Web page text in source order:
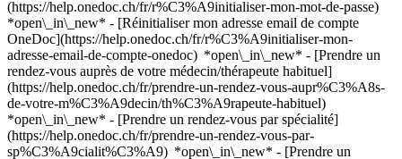
(https://help.onedoc.ch/fr/r%C3%A9initialiser-mon-mot-de-passe)
*open\_in\_new* - [Réinitialiser mon adresse email de compte
OneDoc](https://help.onedoc.ch/fr/r%C3%A9initialiser-mon-
adresse-email-de-compte-onedoc) *open\_in\_new* - [Prendre un
rendez-vous auprès de votre médecin/thérapeute habituel]
(https://help.onedoc.ch/fr/prendre-un-rendez-vous-aupr%C3%A8s-
de-votre-m%C3%A9decin/th%C3%A9rapeute-habituel)
*open\_in\_new* - [Prendre un rendez-vous par spécialité]
(https://help.onedoc.ch/fr/prendre-un-rendez-vous-par-
sp%C3%A9cialit%C3%A9) *open\_in\_new* - [Prendre un